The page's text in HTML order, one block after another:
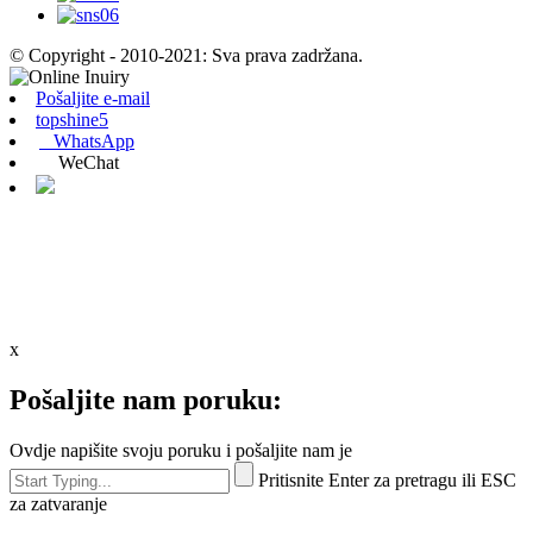
© Copyright - 2010-2021: Sva prava zadržana.
Pošaljite e-mail
topshine5
WhatsApp
WeChat
x
Pošaljite nam poruku:
Ovdje napišite svoju poruku i pošaljite nam je
Pritisnite Enter za pretragu ili ESC
za zatvaranje